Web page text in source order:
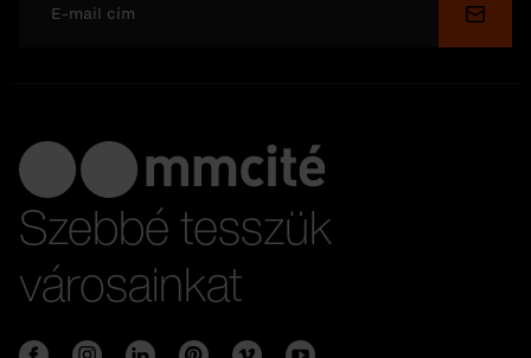
Szebbé tesszük
városainkat